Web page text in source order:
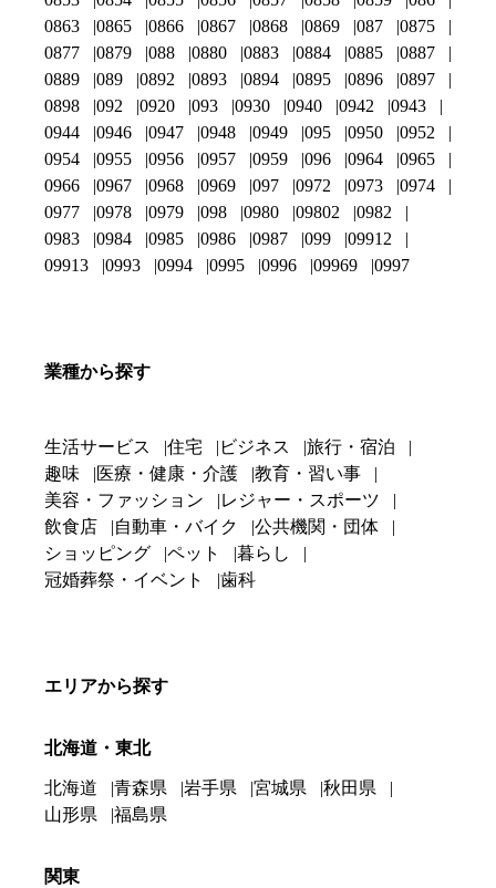
0863
0865 0866 0867 0868 0869 087
0875
0877
0879 088 0880 0883 0884 0885
0887
0889
089 0892 0893 0894 0895 0896
0897
0898
092 0920 093 0930 0940 0942
0943
0944
0946 0947 0948 0949 095 0950
0952
0954
0955 0956 0957 0959 096 0964
0965
0966
0967 0968 0969 097 0972 0973
0974
0977
0978 0979 098 0980 09802
0982
0983
0984 0985 0986 0987 099
09912
09913
0993 0994 0995 0996 09969 0997
業種から探す
生活サービス 住宅 ビジネス
旅行・宿泊
趣味
医療・健康・介護
教育・習い事
美容・ファッション
レジャー・スポーツ
飲食店
自動車・バイク
公共機関・団体
ショッピング
ペット
暮らし
冠婚葬祭・イベント
歯科
エリアから探す
北海道・東北
北海道 青森県 岩手県 宮城県
秋田県
山形県
福島県
関東